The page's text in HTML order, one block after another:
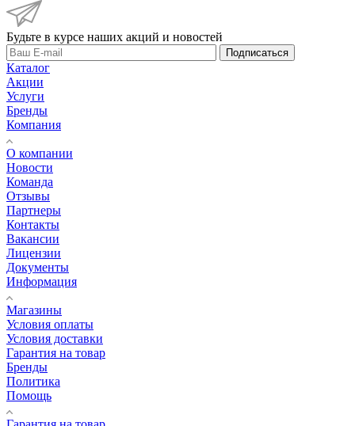
Будьте в курсе наших акций и новостей
Подписаться
Каталог
Акции
Услуги
Бренды
Компания
О компании
Новости
Команда
Отзывы
Партнеры
Контакты
Вакансии
Лицензии
Документы
Информация
Магазины
Условия оплаты
Условия доставки
Гарантия на товар
Бренды
Политика
Помощь